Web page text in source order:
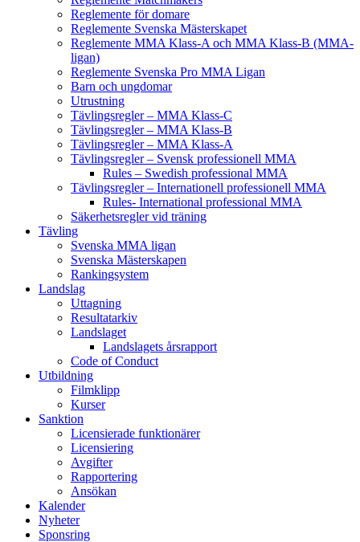
Reglemente för domare
Reglemente Svenska Mästerskapet
Reglemente MMA Klass-A och MMA Klass-B (MMA-
ligan)
Reglemente Svenska Pro MMA Ligan
Barn och ungdomar
Utrustning
Tävlingsregler – MMA Klass-C
Tävlingsregler – MMA Klass-B
Tävlingsregler – MMA Klass-A
Tävlingsregler – Svensk professionell MMA
Rules – Swedish professional MMA
Tävlingsregler – Internationell professionell MMA
Rules- International professional MMA
Säkerhetsregler vid träning
Tävling
Svenska MMA ligan
Svenska Mästerskapen
Rankingsystem
Landslag
Uttagning
Resultatarkiv
Landslaget
Landslagets årsrapport
Code of Conduct
Utbildning
Filmklipp
Kurser
Sanktion
Licensierade funktionärer
Licensiering
Avgifter
Rapportering
Ansökan
Kalender
Nyheter
Sponsring